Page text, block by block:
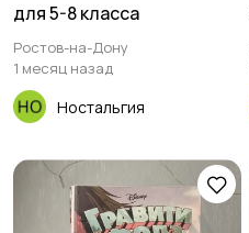
для 5-8 класса
Ростов-на-Дону
1 месяц назад
Ностальгия